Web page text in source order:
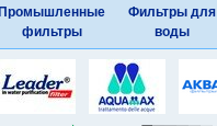
фильтры
Фильтры для
воды